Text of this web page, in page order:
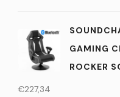
GAMING
ROCKER
€227,34